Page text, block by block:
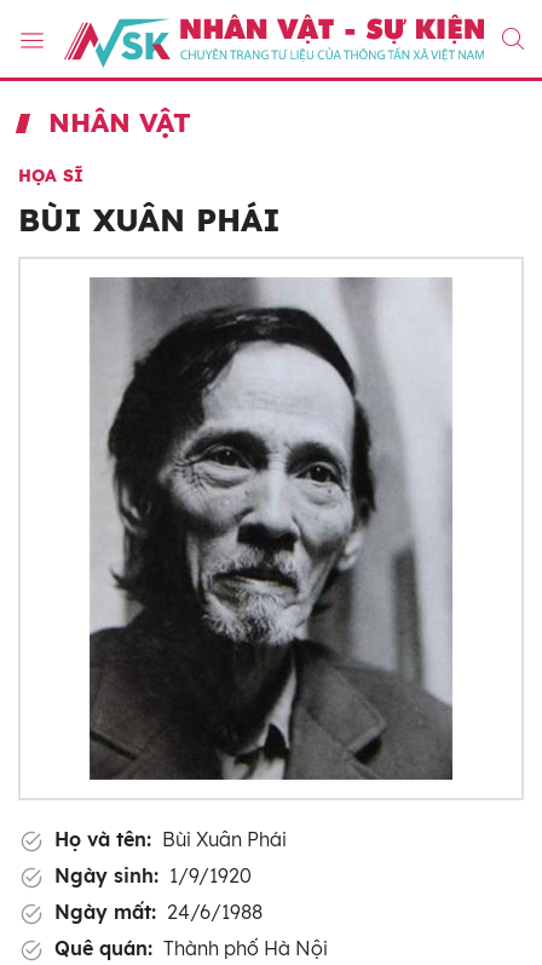
NHÂN VẬT
HỌA SĨ
BÙI XUÂN PHÁI
Họ và tên: Bùi Xuân Phái
Ngày sinh: 1/9/1920
Ngày mất: 24/6/1988
Quê quán: Thành phố Hà Nội